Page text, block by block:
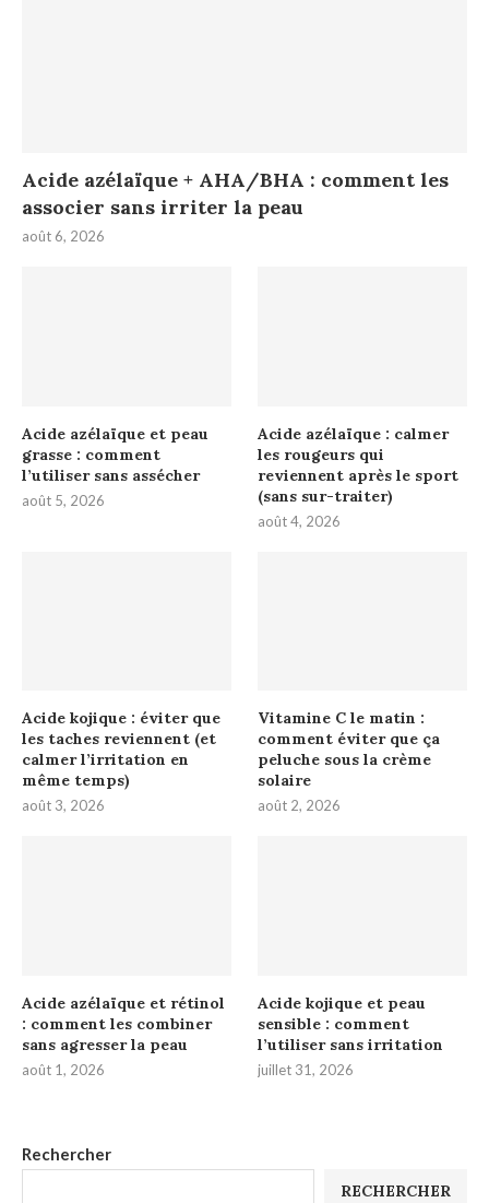
Rechercher
RECHERCHER
Acide azélaïque + AHA/BHA : comment les
associer sans irriter la peau
août 6, 2026
Acide azélaïque et peau
grasse : comment
l’utiliser sans assécher
août 5, 2026
Acide azélaïque : calmer
les rougeurs qui
reviennent après le sport
(sans sur-traiter)
août 4, 2026
Acide kojique : éviter que
les taches reviennent (et
calmer l’irritation en
même temps)
août 3, 2026
Vitamine C le matin :
comment éviter que ça
peluche sous la crème
solaire
août 2, 2026
Acide azélaïque et rétinol
: comment les combiner
sans agresser la peau
août 1, 2026
Acide kojique et peau
sensible : comment
l’utiliser sans irritation
juillet 31, 2026